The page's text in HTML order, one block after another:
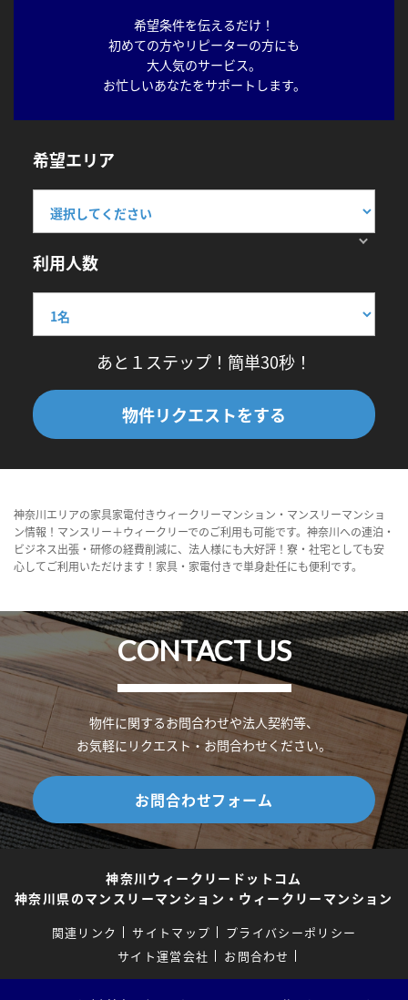
希望条件を伝えるだけ！
初めての方やリピーターの方にも
大人気のサービス。
お忙しいあなたをサポートします。
希望エリア
利用人数
あと１ステップ！簡単30秒！
物件リクエストをする
神奈川エリアの家具家電付きウィークリーマンション・マンスリーマンショ
ン情報！マンスリー＋ウィークリーでのご利用も可能です。神奈川への連泊・
ビジネス出張・研修の経費削減に、法人様にも大好評！寮・社宅としても安
心してご利用いただけます！家具・家電付きで単身赴任にも便利です。
CONTACT US
物件に関するお問合わせや法人契約等、
お気軽にリクエスト・お問合わせください。
お問合わせフォーム
神奈川ウィークリードットコム
神奈川県のマンスリーマンション・ウィークリーマンション
関連リンク サイトマップ
プライバシーポリシー
サイト運営会社
お問合わせ